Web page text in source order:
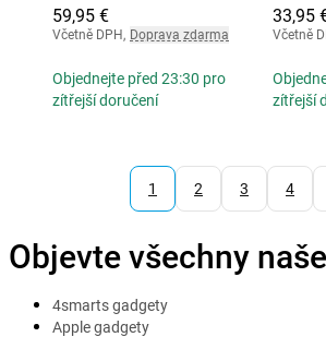
59,95 €
Včetně DPH, Doprava zdarma
Objednejte před 23:30 pro
zítřejší doručení
33,95
Včetně
zítřejší
1 2 3 4
Objevte všechny
4smarts gadgety
Apple gadgety